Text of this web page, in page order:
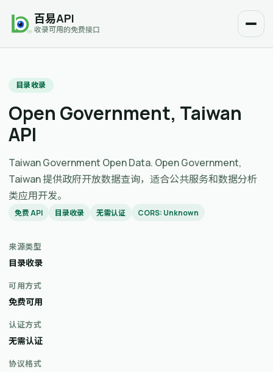
百易API
收录可用的免费接口
目录收录
Open Government, Taiwan
API
Taiwan Government Open Data. Open Government,
Taiwan 提供政府开放数据查询，适合公共服务和数据分析
类应用开发。
免费 API 目录收录 无需认证 CORS: Unknown
来源类型
目录收录
可用方式
免费可用
认证方式
无需认证
协议格式